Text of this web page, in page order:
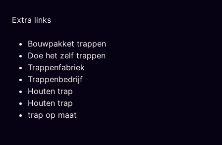
Extra links
Bouwpakket trappen
Doe het zelf trappen
Trappenfabriek
Trappenbedrijf
Houten trap
Houten trap
trap op maat